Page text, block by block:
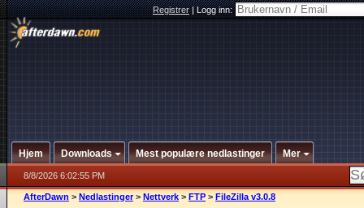
Registrer|Logg inn:
Hjem Downloads Mest populære nedlastinger Mer
8/8/2026 6:02:55 PM
AfterDawn > Nedlastinger > Nettverk > FTP > FileZilla v3.0.8